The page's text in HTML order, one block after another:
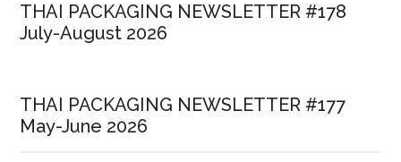
THAI PACKAGING NEWSLETTER #178
July-August 2026
THAI PACKAGING NEWSLETTER #177
May-June 2026